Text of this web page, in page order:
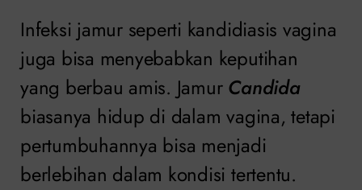
Infeksi jamur seperti kandidiasis vagina
juga bisa menyebabkan keputihan
yang berbau amis. Jamur Candida
biasanya hidup di dalam vagina, tetapi
pertumbuhannya bisa menjadi
berlebihan dalam kondisi tertentu.